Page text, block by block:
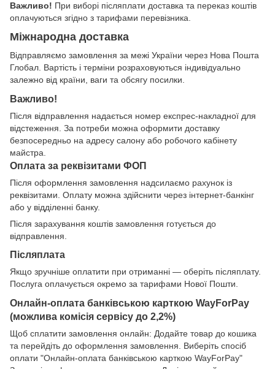
Важливо! При виборі післяплати доставка та переказ коштів
оплачуються згідно з тарифами перевізника.
Міжнародна доставка
Відправляємо замовлення за межі України через Нова Пошта
Глобал. Вартість і терміни розраховуються індивідуально
залежно від країни, ваги та обсягу посилки.
Важливо!
Після відправлення надається номер експрес-накладної для
відстеження. За потреби можна оформити доставку
безпосередньо на адресу салону або робочого кабінету
майстра.
Оплата за реквізитами ФОП
Після оформлення замовлення надсилаємо рахунок із
реквізитами. Оплату можна здійснити через інтернет-банкінг
або у відділенні банку.
Після зарахування коштів замовлення готується до
відправлення.
Післяплата
Якщо зручніше оплатити при отриманні — оберіть післяплату.
Послуга оплачується окремо за тарифами Нової Пошти.
Онлайн-оплата банківською карткою WayForPay
(можлива комісія сервісу до 2,2%)
Щоб сплатити замовлення онлайн: Додайте товар до кошика
та перейдіть до оформлення замовлення. Виберіть спосіб
оплати "Онлайн-оплата банківською карткою WayForPay"